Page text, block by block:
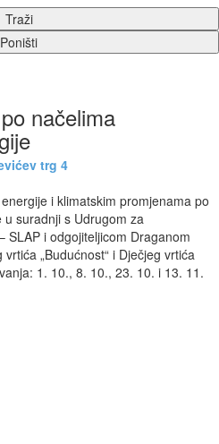
načelima
trg 4
i klimatskim promjenama po
suradnji s Udrugom za
SLAP i odgojiteljicom Draganom
„Budućnost“ i Dječjeg vrtića
1. 10., 8. 10., 23. 10. i 13. 11.